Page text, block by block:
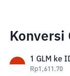
Konversi
1 GLM ke
Rp1,611.70